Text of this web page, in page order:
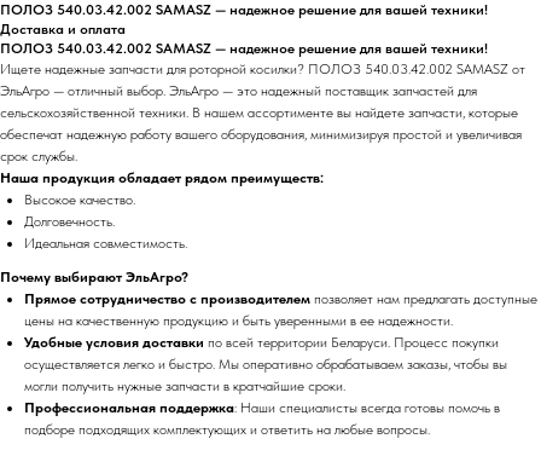
ПОЛОЗ 540.03.42.002 SAMASZ — надежное решение для вашей техники!
Доставка и оплата
ПОЛОЗ 540.03.42.002 SAMASZ — надежное решение для вашей техники!
Ищете надежные запчасти для роторной косилки? ПОЛОЗ 540.03.42.002 SAMASZ от
ЭльАгро — отличный выбор. ЭльАгро — это надежный поставщик запчастей для
сельскохозяйственной техники. В нашем ассортименте вы найдете запчасти, которые
обеспечат надежную работу вашего оборудования, минимизируя простой и увеличивая
срок службы.
Наша продукция обладает рядом преимуществ:
Высокое качество.
Долговечность.
Идеальная совместимость.
Почему выбирают ЭльАгро?
Прямое сотрудничество с производителем позволяет нам предлагать доступные
цены на качественную продукцию и быть уверенными в ее надежности.
Удобные условия доставки по всей территории Беларуси. Процесс покупки
осуществляется легко и быстро. Мы оперативно обрабатываем заказы, чтобы вы
могли получить нужные запчасти в кратчайшие сроки.
Профессиональная поддержка: Наши специалисты всегда готовы помочь в
подборе подходящих комплектующих и ответить на любые вопросы.